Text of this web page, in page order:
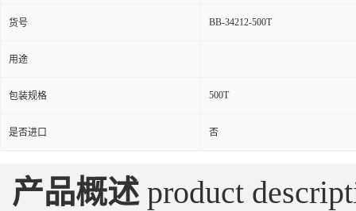
货号 BB-34212-500T
用途
包装规格 500T
是否进口 否
产品概述 product